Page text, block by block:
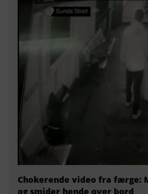
Chokerende video fra færge:
og smider hende over bord